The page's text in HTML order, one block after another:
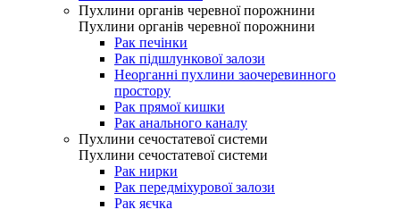
Пухлини органів черевної порожнини
Пухлини органів черевної порожнини
Рак печінки
Рак підшлункової залози
Неорганні пухлини заочеревинного
простору
Рак прямої кишки
Рак анального каналу
Пухлини сечостатевої системи
Пухлини сечостатевої системи
Рак нирки
Рак передміхурової залози
Рак яєчка